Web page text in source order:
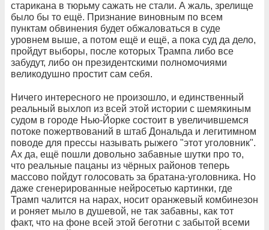
старикана в тюрьму сажать не стали. А жаль, зрелище
было бы то ещё. Признание виновным по всем
пунктам обвинения будет обжаловаться в суде
уровнем выше, а потом ещё и ещё, а пока суд да дело,
пройдут выборы, после которых Трампа либо все
забудут, либо он президентскими полномочиями
великодушно простит сам себя.
Ничего интересного не произошло, и единственный
реальный выхлоп из всей этой истории с шемякиным
судом в городе Нью-Йорке состоит в увеличившемся
потоке пожертвований в штаб Дональда и легитимном
поводе для прессы называть рыжего "этот уголовник".
Ах да, ещё пошли довольно забавные шутки про то,
что реальные пацаны из чёрных районов теперь
массово пойдут голосовать за братана-уголовника. Но
даже сгенерированные нейросетью картинки, где
Трамп чалится на нарах, носит оранжевый комбинезон
и роняет мыло в душевой, не так забавны, как тот
факт, что на фоне всей этой беготни с забытой всеми